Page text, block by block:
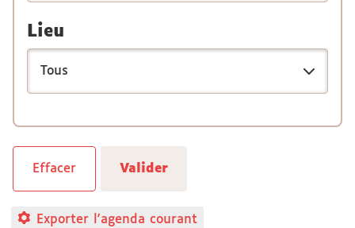
Lieu
Exporter l'agenda courant